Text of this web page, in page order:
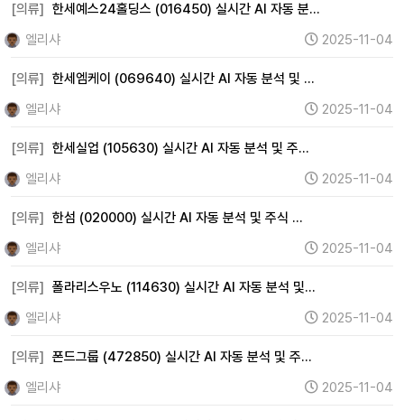
[의류] 한세예스24홀딩스 (016450) 실시간 AI 자동 분…
엘리샤
2025-11-04
[의류] 한세엠케이 (069640) 실시간 AI 자동 분석 및 …
엘리샤
2025-11-04
[의류] 한세실업 (105630) 실시간 AI 자동 분석 및 주…
엘리샤
2025-11-04
[의류] 한섬 (020000) 실시간 AI 자동 분석 및 주식 …
엘리샤
2025-11-04
[의류] 폴라리스우노 (114630) 실시간 AI 자동 분석 및…
엘리샤
2025-11-04
[의류] 폰드그룹 (472850) 실시간 AI 자동 분석 및 주…
엘리샤
2025-11-04